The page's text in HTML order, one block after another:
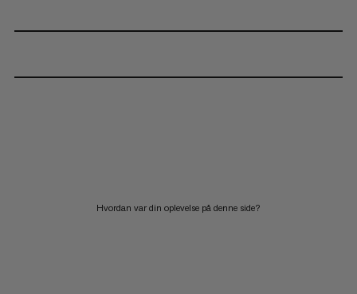
Hvordan var din oplevelse på denne side?